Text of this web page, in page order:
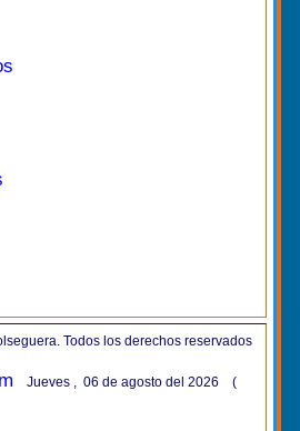
Todos los derechos reservados
Jueves , 06 de agosto del 2026 (